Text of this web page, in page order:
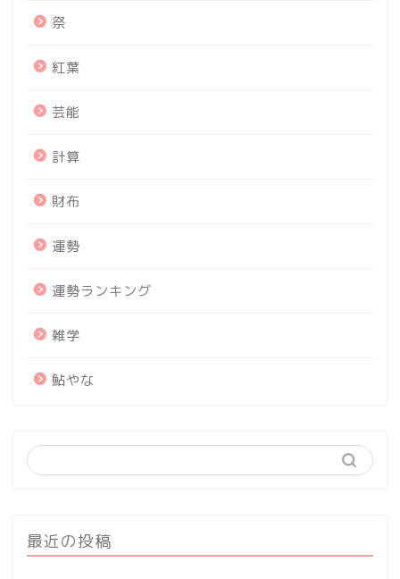
祭
紅葉
芸能
計算
財布
運勢
運勢ランキング
雑学
鮎やな
最近の投稿